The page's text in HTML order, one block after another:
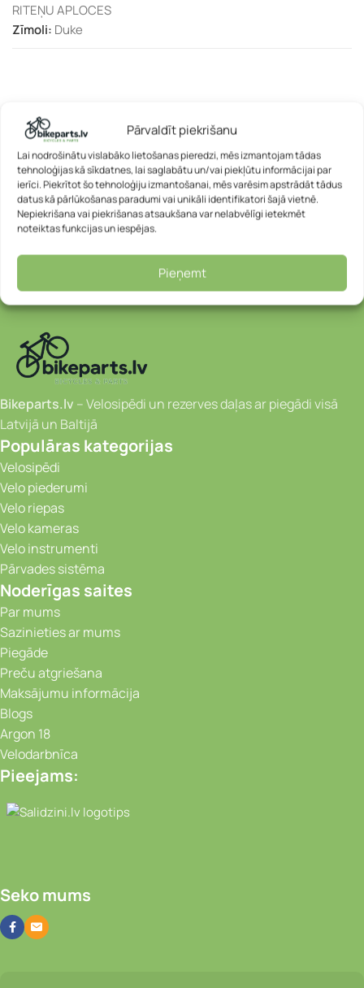
Pārvaldīt piekrišanu
Lai nodrošinātu vislabāko lietošanas pieredzi, mēs izmantojam tādas
tehnoloģijas kā sīkdatnes, lai saglabātu un/vai piekļūtu informācijai par
ierīci. Piekrītot šo tehnoloģiju izmantošanai, mēs varēsim apstrādāt tādus
datus kā pārlūkošanas paradumi vai unikāli identifikatori šajā vietnē.
Nepiekrišana vai piekrišanas atsaukšana var nelabvēlīgi ietekmēt
noteiktas funkcijas un iespējas.
Pieņemt
RITEŅU APLOCES
Zīmoli: Duke
APRAKSTS PAPILDU INFORMĀCIJA
Bikeparts.lv – Velosipēdi un rezerves daļas ar piegādi visā
Latvijā un Baltijā
Populāras kategorijas
Velosipēdi
Velo piederumi
Velo riepas
Velo kameras
Velo instrumenti
Pārvades sistēma
Noderīgas saites
Par mums
Sazinieties ar mums
Piegāde
Preču atgriešana
Maksājumu informācija
Blogs
Argon 18
Velodarbnīca
Pieejams:
Video novērošanas kameras, Portatīvie
Seko mums